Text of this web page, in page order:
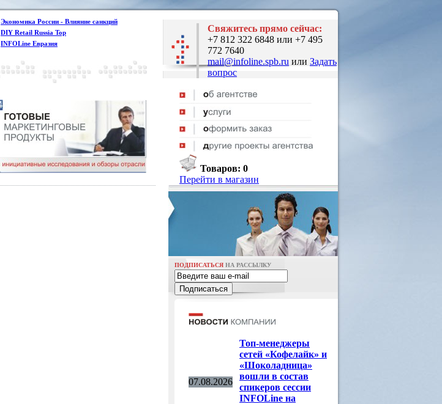
Экономика России - Влияние санкций
DIY Retail Russia Top
INFOLine Евразия
Свяжитесь прямо сейчас:
+7 812 322 6848 или +7 495
772 7640
mail@infoline.spb.ru или Задать
вопрос
Товаров: 0
Перейти в магазин
ПОДПИСАТЬСЯ НА РАССЫЛКУ
07.08.2026
Топ-менеджеры
сетей «Кофелайк» и
«Шоколадница»
вошли в состав
спикеров сессии
INFOLine на